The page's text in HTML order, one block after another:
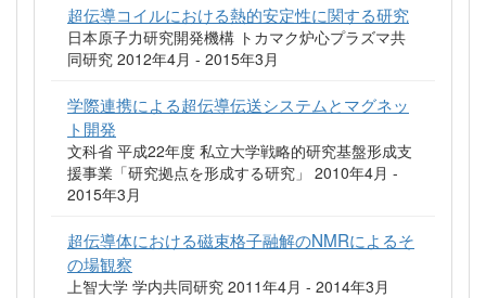
超伝導コイルにおける熱的安定性に関する研究
日本原子力研究開発機構 トカマク炉心プラズマ共
同研究 2012年4月 - 2015年3月
学際連携による超伝導伝送システムとマグネッ
ト開発
文科省 平成22年度 私立大学戦略的研究基盤形成支
援事業「研究拠点を形成する研究」 2010年4月 -
2015年3月
超伝導体における磁束格子融解のNMRによるそ
の場観察
上智大学 学内共同研究 2011年4月 - 2014年3月